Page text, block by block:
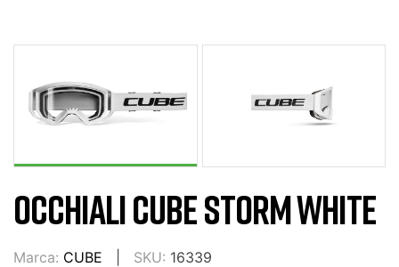
OCCHIALI CUBE STORM WHITE
Marca: CUBE SKU: 16339